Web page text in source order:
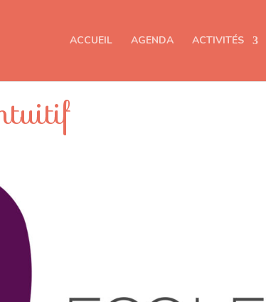
ACCUEIL AGENDA ACTIVITÉS